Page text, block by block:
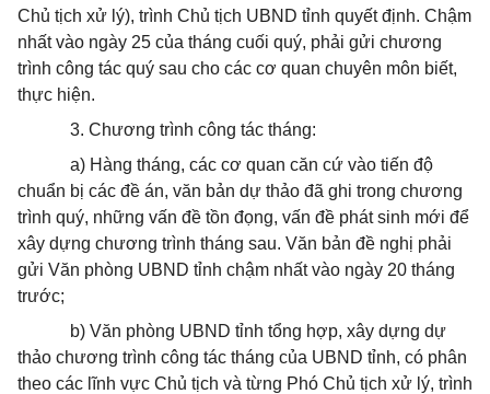
Chủ tịch xử lý), trình Chủ tịch UBND tỉnh quyết định. Chậm
nhất vào ngày 25 của tháng cuối quý, phải gửi chương
trình công tác quý sau cho các cơ quan chuyên môn biết,
thực hiện.
3. Chương trình công tác tháng:
a) Hàng tháng, các cơ quan căn cứ vào tiến độ
chuẩn bị các đề án, văn bản dự thảo đã ghi trong chương
trình quý, những vấn đề tồn đọng, vấn đề phát sinh mới để
xây dựng chương trình tháng sau. Văn bản đề nghị phải
gửi Văn phòng UBND tỉnh chậm nhất vào ngày 20 tháng
trước;
b) Văn phòng UBND tỉnh tổng hợp, xây dựng dự
thảo chương trình công tác tháng của UBND tỉnh, có phân
theo các lĩnh vực Chủ tịch và từng Phó Chủ tịch xử lý, trình